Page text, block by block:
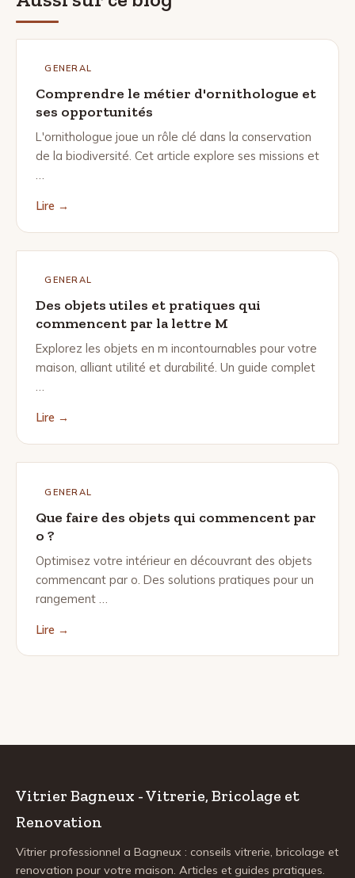
GENERAL
Comprendre le métier d'ornithologue et
ses opportunités
L'ornithologue joue un rôle clé dans la conservation
de la biodiversité. Cet article explore ses missions et
Lire →
GENERAL
Des objets utiles et pratiques qui
commencent par la lettre M
Explorez les objets en m incontournables pour votre
maison, alliant utilité et durabilité. Un guide complet
…
Lire →
GENERAL
Que faire des objets qui commencent par
o ?
Optimisez votre intérieur en découvrant des objets
commencant par o. Des solutions pratiques pour un
rangement …
Lire →
Vitrier Bagneux - Vitrerie, Bricolage et
Renovation
Vitrier professionnel a Bagneux : conseils vitrerie, bricolage et
renovation pour votre maison. Articles et guides pratiques.